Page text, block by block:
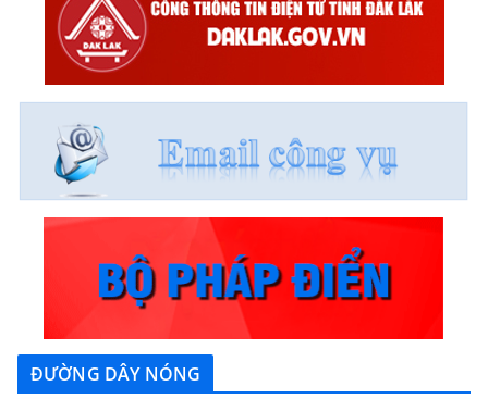
ĐƯỜNG DÂY NÓNG